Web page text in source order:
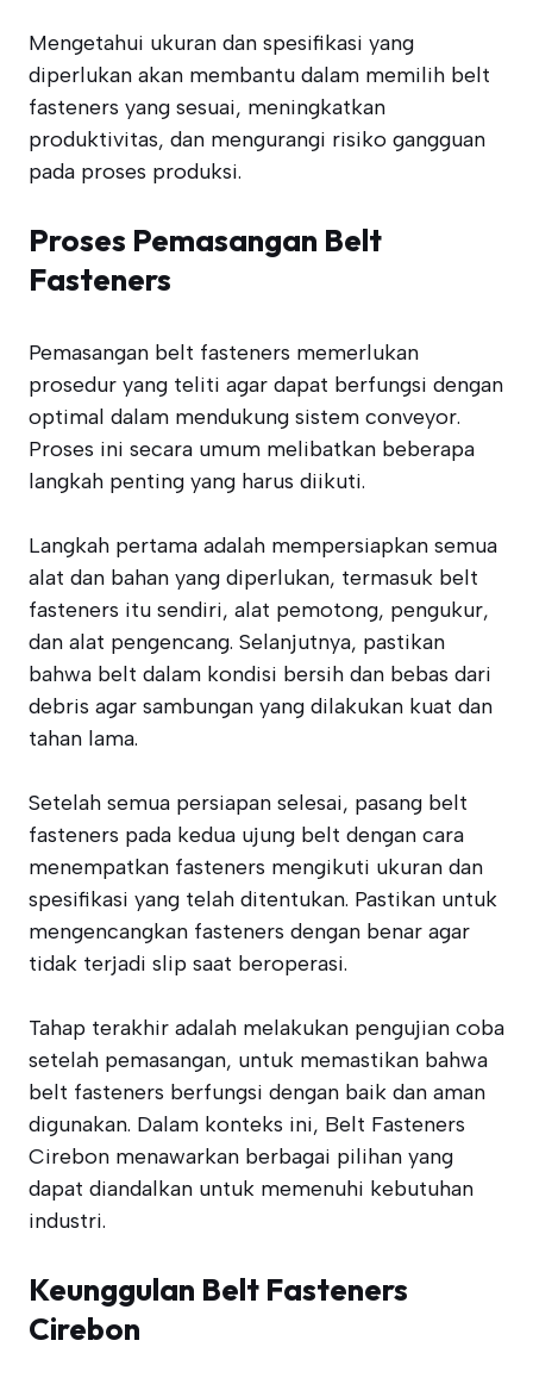
Mengetahui ukuran dan spesifikasi yang
diperlukan akan membantu dalam memilih belt
fasteners yang sesuai, meningkatkan
produktivitas, dan mengurangi risiko gangguan
pada proses produksi.
Proses Pemasangan Belt
Fasteners
Pemasangan belt fasteners memerlukan
prosedur yang teliti agar dapat berfungsi dengan
optimal dalam mendukung sistem conveyor.
Proses ini secara umum melibatkan beberapa
langkah penting yang harus diikuti.
Langkah pertama adalah mempersiapkan semua
alat dan bahan yang diperlukan, termasuk belt
fasteners itu sendiri, alat pemotong, pengukur,
dan alat pengencang. Selanjutnya, pastikan
bahwa belt dalam kondisi bersih dan bebas dari
debris agar sambungan yang dilakukan kuat dan
tahan lama.
Setelah semua persiapan selesai, pasang belt
fasteners pada kedua ujung belt dengan cara
menempatkan fasteners mengikuti ukuran dan
spesifikasi yang telah ditentukan. Pastikan untuk
mengencangkan fasteners dengan benar agar
tidak terjadi slip saat beroperasi.
Tahap terakhir adalah melakukan pengujian coba
setelah pemasangan, untuk memastikan bahwa
belt fasteners berfungsi dengan baik dan aman
digunakan. Dalam konteks ini, Belt Fasteners
Cirebon menawarkan berbagai pilihan yang
dapat diandalkan untuk memenuhi kebutuhan
industri.
Keunggulan Belt Fasteners
Cirebon